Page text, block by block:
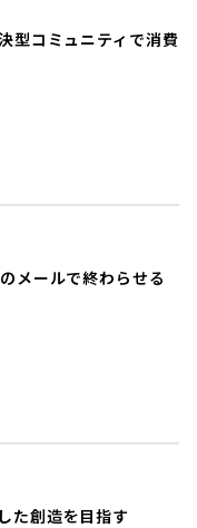
型コミュニティで消費
メールで終わらせる
た創造を目指す